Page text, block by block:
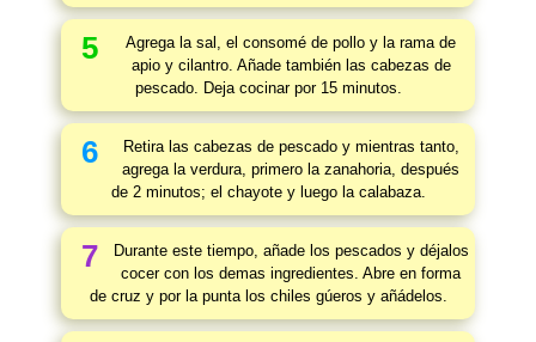
5
Agrega la sal, el consomé de pollo y la rama de
apio y cilantro. Añade también las cabezas de
pescado. Deja cocinar por 15 minutos.
6
Retira las cabezas de pescado y mientras tanto,
agrega la verdura, primero la zanahoria, después
de 2 minutos; el chayote y luego la calabaza.
7
Durante este tiempo, añade los pescados y déjalos
cocer con los demas ingredientes. Abre en forma
de cruz y por la punta los chiles gúeros y añádelos.